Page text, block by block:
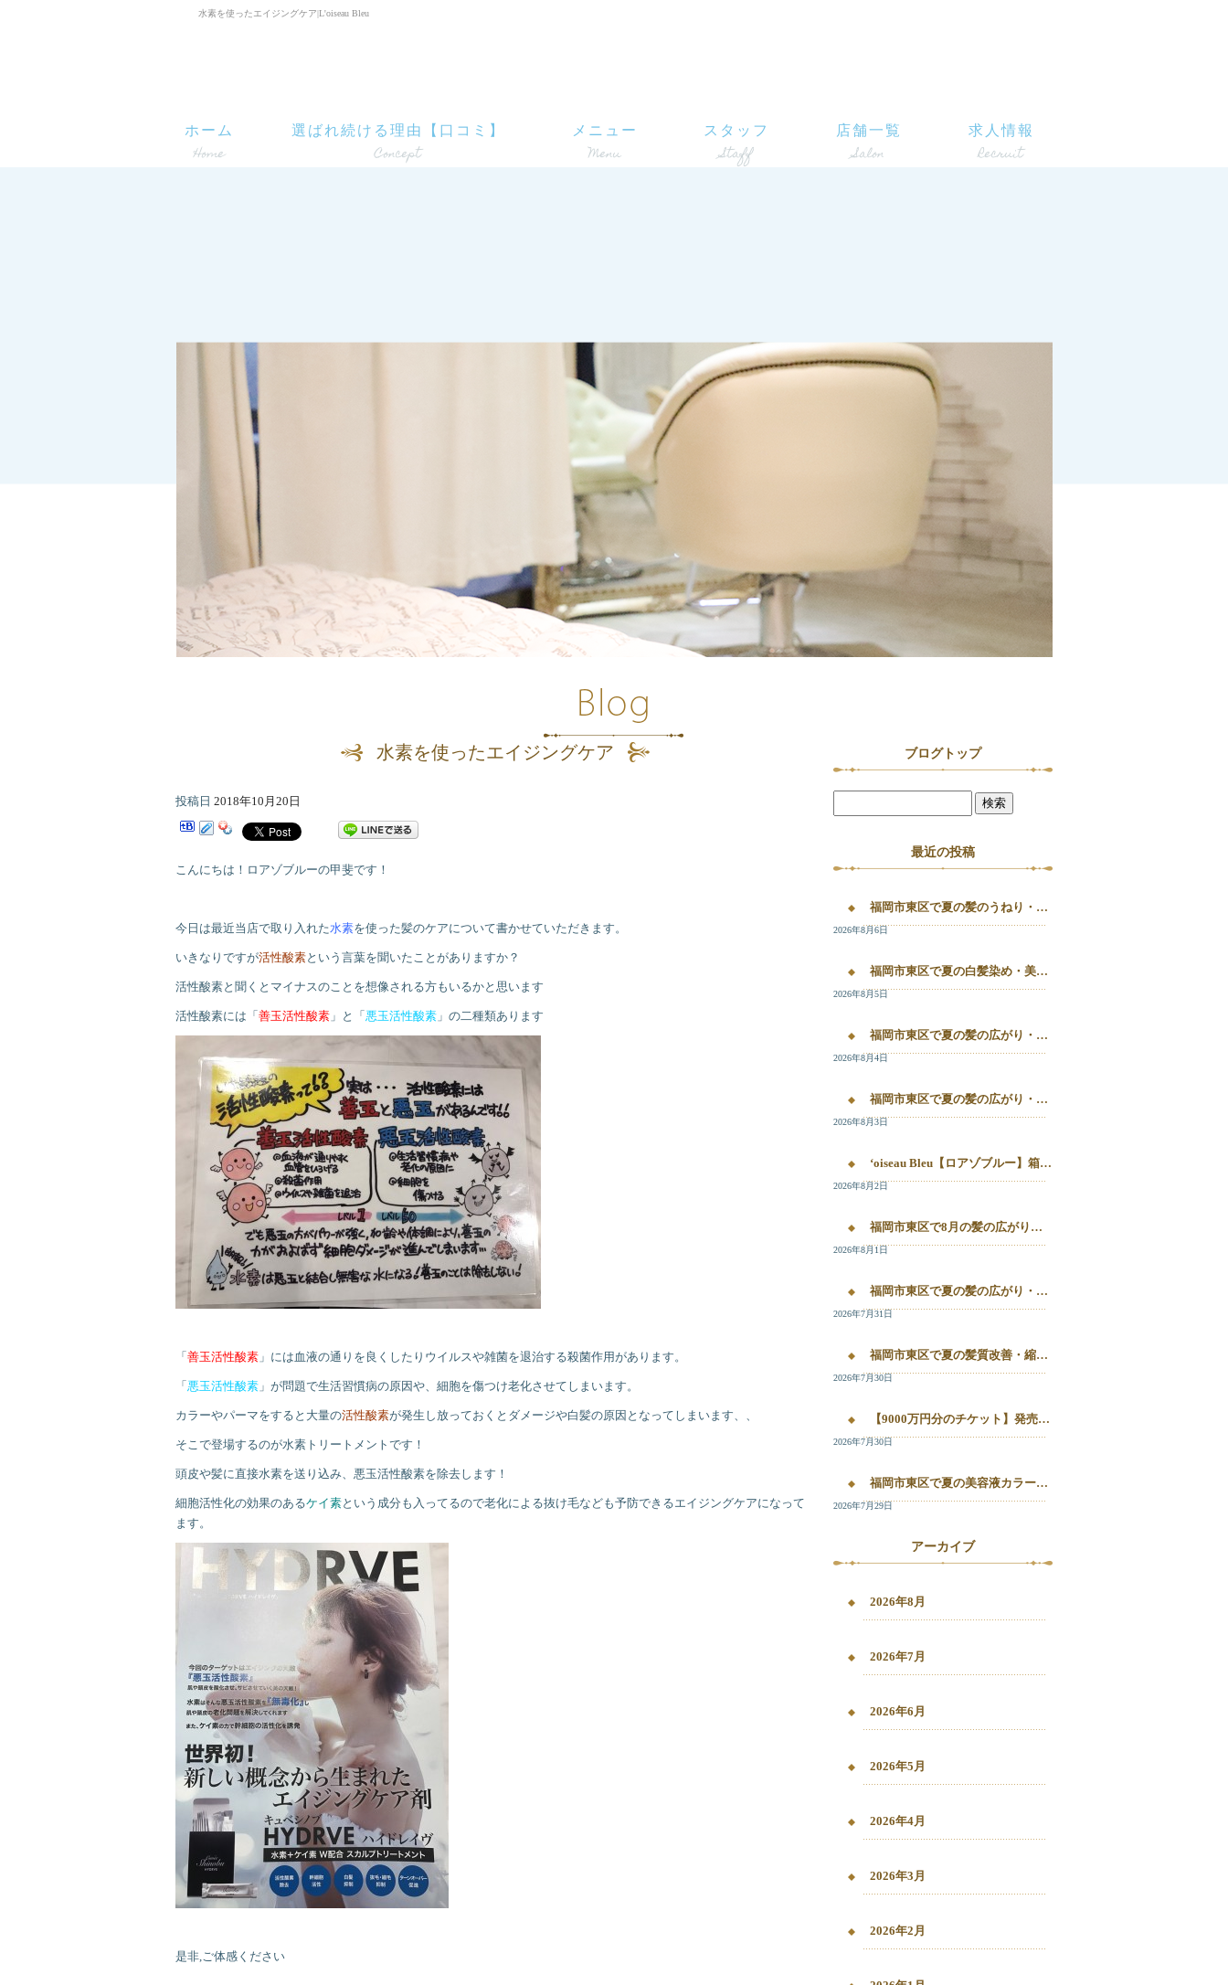
水素を使ったエイジングケア|L'oiseau Bleu
ホーム 選ばれ続ける理由【口コミ】 メニュー スタッフ 店舗一覧 求人情報
水素を使ったエイジングケア
投稿日 2018年10月20日
こんにちは！ロアゾブルーの甲斐です！
今日は最近当店で取り入れた水素を使った髪のケアについて書かせていただきます。
いきなりですが活性酸素という言葉を聞いたことがありますか？
活性酸素と聞くとマイナスのことを想像される方もいるかと思います
活性酸素には「 善玉活性酸素 」と「 悪玉活性酸素 」の二種類あります
「 善玉活性酸素 」には血液の通りを良くしたりウイルスや雑菌を退治する殺菌作用があります。
「 悪玉活性酸素 」が問題で生活習慣病の原因や、細胞を傷つけ老化させてしまいます。
カラーやパーマをすると大量の活性酸素が発生し放っておくとダメージや白髪の原因となってしまいます、、
そこで登場するのが水素トリートメントです！
頭皮や髪に直接水素を送り込み、悪玉活性酸素を除去します！
細胞活性化の効果のあるケイ素という成分も入ってるので老化による抜け毛なども予防できるエイジングケアになって
ます。
是非,ご体感ください
ブログトップ
最近の投稿
福岡市東区で夏の髪のうねり・白髪染め・美容液カラーを相談するなら｜箱崎・千早のL’oiseau Bleu
2026年8月6日
福岡市東区で夏の白髪染め・美容液カラー・髪質改善を相談したい方へ｜箱崎・千早のL’oiseau Bleu
2026年8月5日
福岡市東区で夏の髪の広がり・白髪染め・美容液カラーを相談したい方へ｜箱崎・千早のL’oiseau Bleu
2026年8月4日
福岡市東区で夏の髪の広がり・白髪染め・美容液カラーを相談したい方へ｜箱崎・千早のL’oiseau Bleu
2026年8月3日
‘oiseau Bleu【ロアゾブルー】箱崎店】 福岡市東区箱崎で、夏の白髪染めやカラー後の毛先のパサつき、髪の艶不足が気になる方へ。
2026年8月2日
福岡市東区で8月の髪の広がり・白髪染め・美容液カラーを相談するなら
2026年8月1日
福岡市東区で夏の髪の広がり・白髪染め・美容液カラーを相談したい方へ｜箱崎・千早のL’oiseau Bleu
2026年7月31日
福岡市東区で夏の髪質改善・縮毛矯正・美容液カラーを相談したい方へ｜箱崎・千早の全席個室美容室ロアゾブルー
2026年7月30日
【9000万円分のチケット】発売開始！！20%OFFで施術が受けられます！
2026年7月30日
福岡市東区で夏の美容液カラー・白髪染め・髪質改善縮毛矯正を相談したい方へ
2026年7月29日
アーカイブ
2026年8月
2026年7月
2026年6月
2026年5月
2026年4月
2026年3月
2026年2月